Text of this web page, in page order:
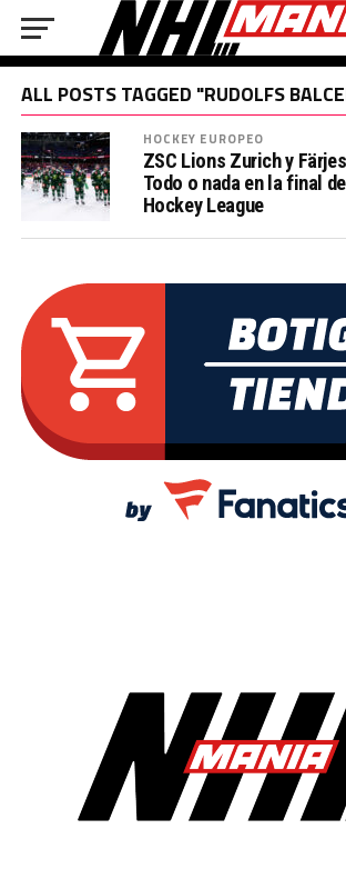
ALL POSTS TAGGED "RUDOLFS
HOCKEY EUROPEO
ZSC Lions Zurich y
Todo o nada en la final
Hockey League